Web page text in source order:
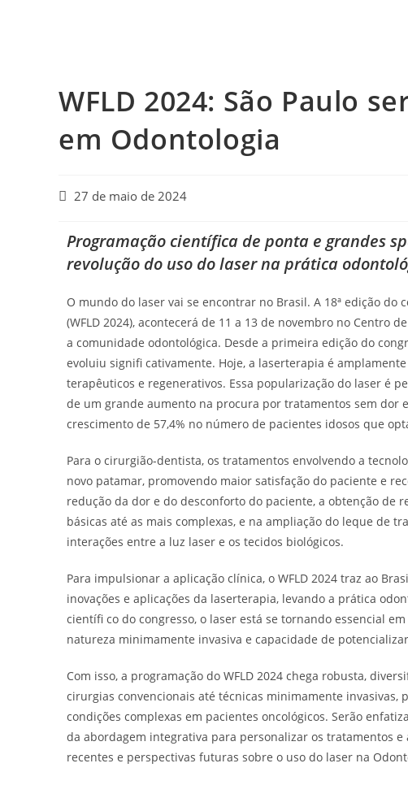
WFLD 2024: São Paulo
em Odontologia
27 de maio de 2024
Programação científica de ponta e grandes
revolução do uso do laser na prática
O mundo do laser vai se encontrar no Brasil. A 18ª edição
(WFLD 2024), acontecerá de 11 a 13 de novembro no Centro
a comunidade odontológica. Desde a primeira edição do
evoluiu signifi cativamente. Hoje, a laserterapia é
terapêuticos e regenerativos. Essa popularização do laser é
de um grande aumento na procura por tratamentos sem dor
crescimento de 57,4% no número de pacientes idosos que
Para o cirurgião-dentista, os tratamentos envolvendo a
novo patamar, promovendo maior satisfação do paciente e
redução da dor e do desconforto do paciente, a obtenção de
básicas até as mais complexas, e na ampliação do leque de
interações entre a luz laser e os tecidos biológicos.
Para impulsionar a aplicação clínica, o WFLD 2024 traz ao
inovações e aplicações da laserterapia, levando a prática
científi co do congresso, o laser está se tornando essencial
natureza minimamente invasiva e capacidade de
Com isso, a programação do WFLD 2024 chega robusta,
cirurgias convencionais até técnicas minimamente
condições complexas em pacientes oncológicos. Serão
da abordagem integrativa para personalizar os tratamentos
recentes e perspectivas futuras sobre o uso do laser na